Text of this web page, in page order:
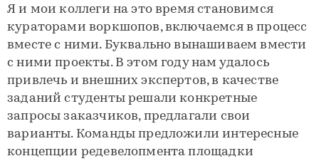
Я и мои коллеги на это время становимся
кураторами воркшопов, включаемся в процесс
вместе с ними. Буквально вынашиваем вмести
с ними проекты. В этом году нам удалось
привлечь и внешних экспертов, в качестве
заданий студенты решали конкретные
запросы заказчиков, предлагали свои
варианты. Команды предложили интересные
концепции редевелопмента площадки